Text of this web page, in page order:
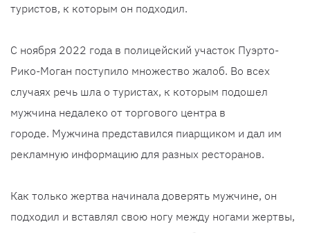
туристов, к которым он подходил.
С ноября 2022 года в полицейский участок Пуэрто-
Рико-Моган поступило множество жалоб. Во всех
случаях речь шла о туристах, к которым подошел
мужчина недалеко от торгового центра в
городе. Мужчина представился пиарщиком и дал им
рекламную информацию для разных ресторанов.
Как только жертва начинала доверять мужчине, он
подходил и вставлял свою ногу между ногами жертвы,